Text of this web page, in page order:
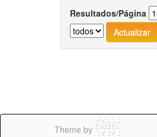
Resultados/Página
Theme by